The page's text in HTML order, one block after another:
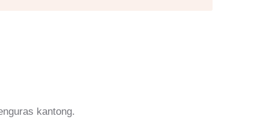
kantong.